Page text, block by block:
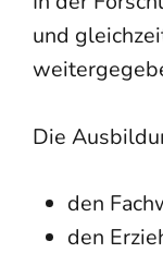
und
Die
den
den